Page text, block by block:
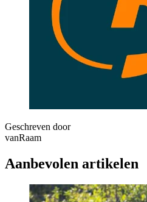
Geschreven door
vanRaam
Aanbevolen artikelen